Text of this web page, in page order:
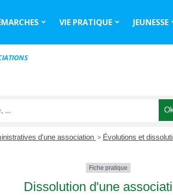
VIE PRATIQUE JEUNESSE
d'une association > Évolutions et
Fiche pratique
Dissolution d'une